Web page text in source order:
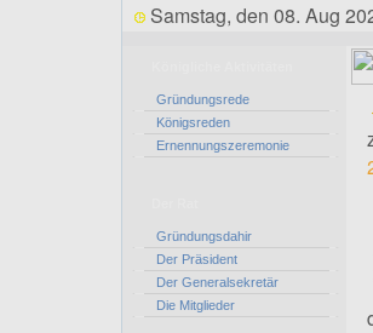
Samstag, den 08. Aug
Gründungsrede
Königsreden
Ernennungszeremonie
Gründungsdahir
Der Präsident
Der Generalsekretär
Die Mitglieder